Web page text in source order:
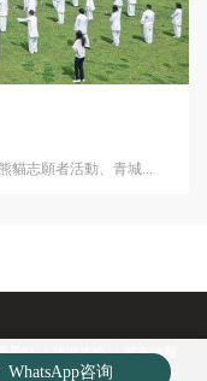
Reserved.
貓志願者活動、青城...
景點 | 旅遊攻略 | 城市地圖
WhatsApp咨询